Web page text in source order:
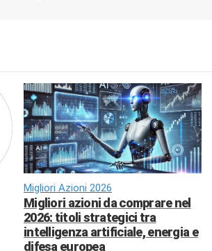
Migliori Azioni 2026
Migliori azioni da comprare nel
2026: titoli strategici tra
intelligenza artificiale, energia e
difesa europea